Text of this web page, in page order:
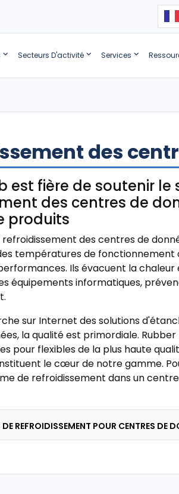
Secteurs D'activité Services
des
est fière de soutenir le
des centres de
produits
refroidissement des centres de
températures de fonctionnement
Ils évacuent la
équipements informatiques,
sur Internet des solutions
la qualité est primordiale.
pour flexibles de la plus haute
le cœur de notre gamme.
de refroidissement dans un
REFROIDISSEMENT POUR CENTRES DE